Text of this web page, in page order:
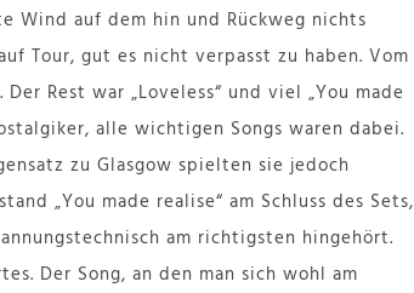
Wind auf dem hin und Rückweg nichts
Tour, gut es nicht verpasst zu haben. Vom
Rest war „Loveless“ und viel „You made
alle wichtigen Songs waren dabei.
zu Glasgow spielten sie jedoch
„You made realise“ am Schluss des Sets,
am richtigsten hingehört.
Der Song, an den man sich wohl am